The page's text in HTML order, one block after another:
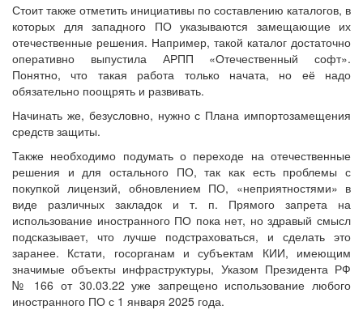
Стоит также отметить инициативы по составлению каталогов, в
которых для западного ПО указываются замещающие их
отечественные решения. Например, такой каталог достаточно
оперативно выпустила АРПП «Отечественный софт».
Понятно, что такая работа только начата, но её надо
обязательно поощрять и развивать.
Начинать же, безусловно, нужно с Плана импортозамещения
средств защиты.
Также необходимо подумать о переходе на отечественные
решения и для остального ПО, так как есть проблемы с
покупкой лицензий, обновлением ПО, «неприятностями» в
виде различных закладок и т. п. Прямого запрета на
использование иностранного ПО пока нет, но здравый смысл
подсказывает, что лучше подстраховаться, и сделать это
заранее. Кстати, госорганам и субъектам КИИ, имеющим
значимые объекты инфраструктуры, Указом Президента РФ
№ 166 от 30.03.22 уже запрещено использование любого
иностранного ПО с 1 января 2025 года.